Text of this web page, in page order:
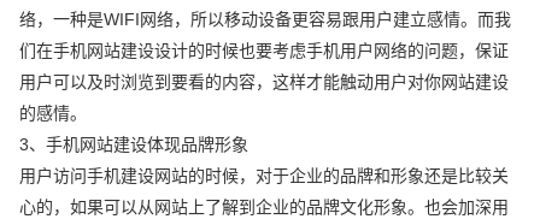
络，一种是WIFI网络，所以移动设备更容易跟用户建立感情。而我
们在手机网站建设设计的时候也要考虑手机用户网络的问题，保证
用户可以及时浏览到要看的内容，这样才能触动用户对你网站建设
的感情。
3、手机网站建设体现品牌形象
用户访问手机建设网站的时候，对于企业的品牌和形象还是比较关
心的，如果可以从网站上了解到企业的品牌文化形象。也会加深用